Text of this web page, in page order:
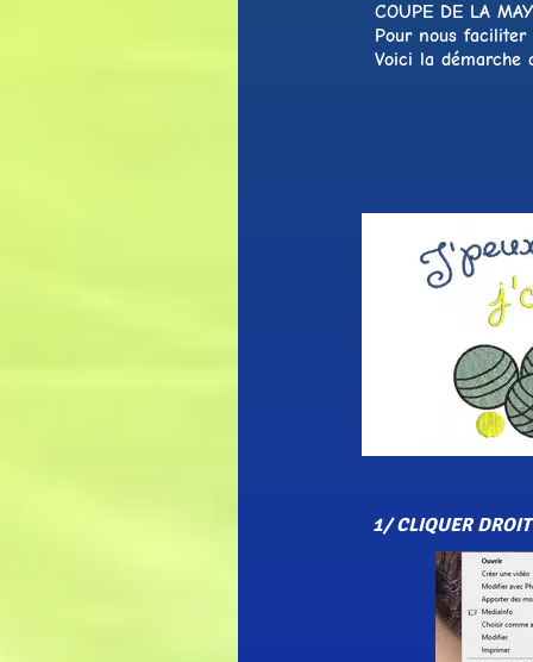
COUPE DE LA
Pour nous
Voici la démarche
1/ CLIQUER